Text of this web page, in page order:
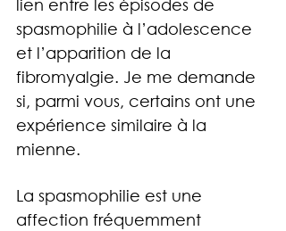
lien entre les épisodes de
spasmophilie à l’adolescence
et l’apparition de la
fibromyalgie. Je me demande
si, parmi vous, certains ont une
expérience similaire à la
mienne.
La spasmophilie est une
affection fréquemment